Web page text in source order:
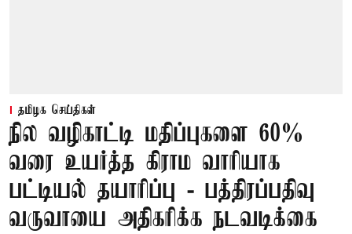
தமிழக செய்திகள்
நில வழிகாட்டி மதிப்புகளை 60%
வரை உயர்த்த கிராம வாரியாக
பட்டியல் தயாரிப்பு - பத்திரப்பதிவு
வருவாயை அதிகரிக்க நடவடிக்கை